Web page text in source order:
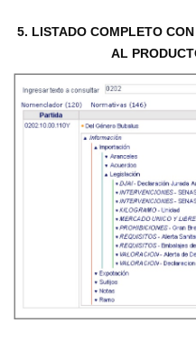
5. LISTADO COMPLETO
AL